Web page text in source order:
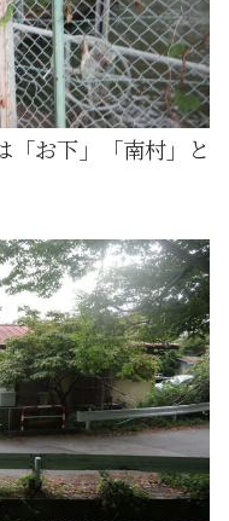
「お下」「南村」と